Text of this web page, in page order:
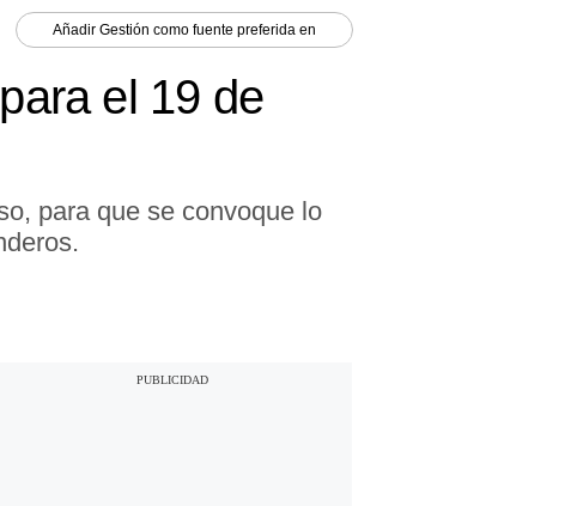
Añadir Gestión como fuente preferida en
el 19 de
para que se convoque lo